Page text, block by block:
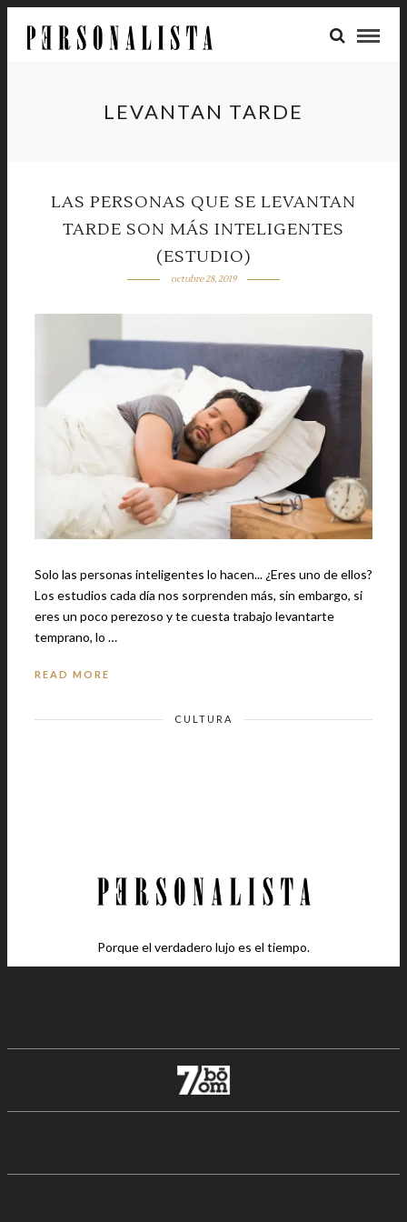
LEVANTAN TARDE
LAS PERSONAS QUE SE LEVANTAN
TARDE SON MÁS INTELIGENTES
(ESTUDIO)
octubre 28, 2019
Solo las personas inteligentes lo hacen... ¿Eres uno de ellos?
Los estudios cada día nos sorprenden más, sin embargo, si
eres un poco perezoso y te cuesta trabajo levantarte
temprano, lo …
READ MORE
CULTURA
Porque el verdadero lujo es el tiempo.